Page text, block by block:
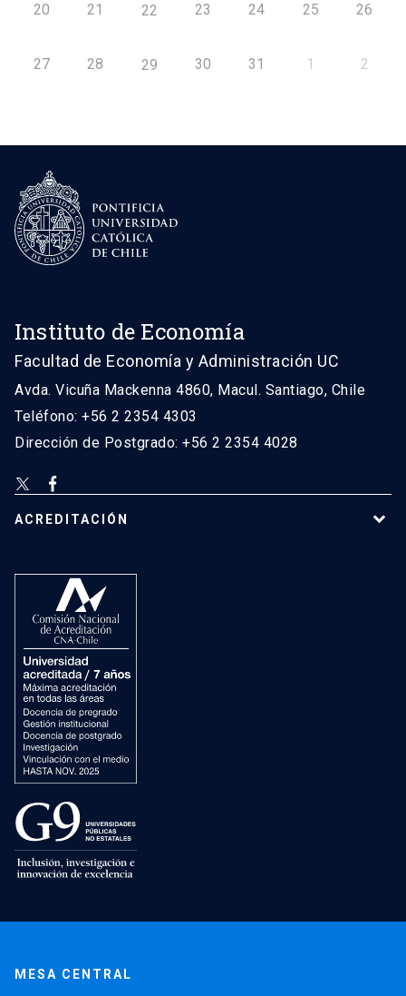
20 21 22 23 24 25 26
27 28 29 30 31 1 2
Instituto de Economía
Facultad de Economía y Administración UC
Avda. Vicuña Mackenna 4860, Macul. Santiago, Chile
Teléfono: +56 2 2354 4303
Dirección de Postgrado: +56 2 2354 4028
ACREDITACIÓN
MESA CENTRAL